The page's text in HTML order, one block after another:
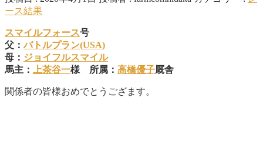
ース結果
スマイルフォース号
父：バトルプラン(USA)
母： ジョイフルスマイル
馬主：
上茶谷一様 所属： 高橋優子厩舎
関係者の皆様おめでとうござます。